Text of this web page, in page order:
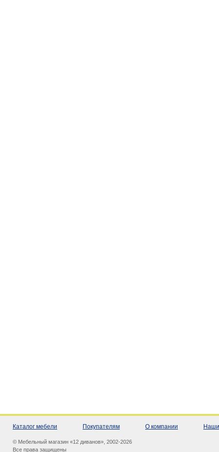
Каталог мебели Покупателям О компании
© Мебельный магазин «12 диванов», 2002-2026
Все права защищены